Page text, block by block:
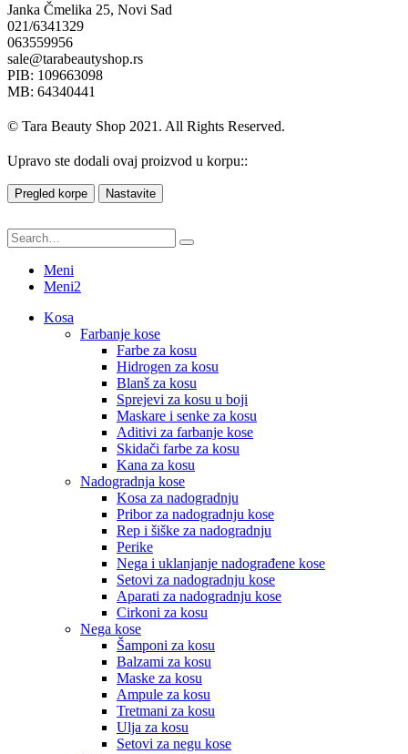
Janka Čmelika 25, Novi Sad
021/6341329
063559956
sale@tarabeautyshop.rs
PIB: 109663098
MB: 64340441
© Tara Beauty Shop 2021. All Rights Reserved.
Upravo ste dodali ovaj proizvod u korpu::
Pregled korpe Nastavite
Meni
Meni2
Kosa
Farbanje kose
Farbe za kosu
Hidrogen za kosu
Blanš za kosu
Sprejevi za kosu u boji
Maskare i senke za kosu
Aditivi za farbanje kose
Skidači farbe za kosu
Kana za kosu
Nadogradnja kose
Kosa za nadogradnju
Pribor za nadogradnju kose
Rep i šiške za nadogradnju
Perike
Nega i uklanjanje nadograđene kose
Setovi za nadogradnju kose
Aparati za nadogradnju kose
Cirkoni za kosu
Nega kose
Šamponi za kosu
Balzami za kosu
Maske za kosu
Ampule za kosu
Tretmani za kosu
Ulja za kosu
Setovi za negu kose